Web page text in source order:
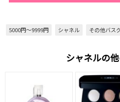
5000円～9999円 シャネル その他バス
シャネルの